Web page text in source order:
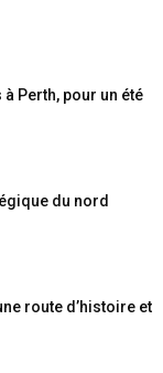
Perth, pour un été
du nord
route d’histoire et